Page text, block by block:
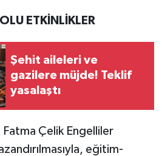
ETKİNLİKLER
Şehit aileleri ve
gazilere müjde! Teklif
yasalaştı
Çelik Engelliler
eğitim-